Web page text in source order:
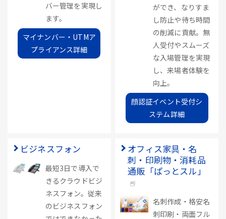
バー管理を実現し
ます。
マイナンバー・UTMア
プライアンス詳細
ができ、なりすま
し防止や待ち時間
の削減に貢献。無
人受付やスムーズ
な入場管理を実現
し、来場者体験を
向上。
顔認証イベント受付シ
ステム詳細
ビジネスフォン
最短3日で導入で
きるクラウドビジ
ネスフォン。従来
のビジネスフォン
オフィス家具・名
刺・印刷物・消耗品
通販「ぱっとスル」
名刺作成・格安名
刺印刷・両面フル